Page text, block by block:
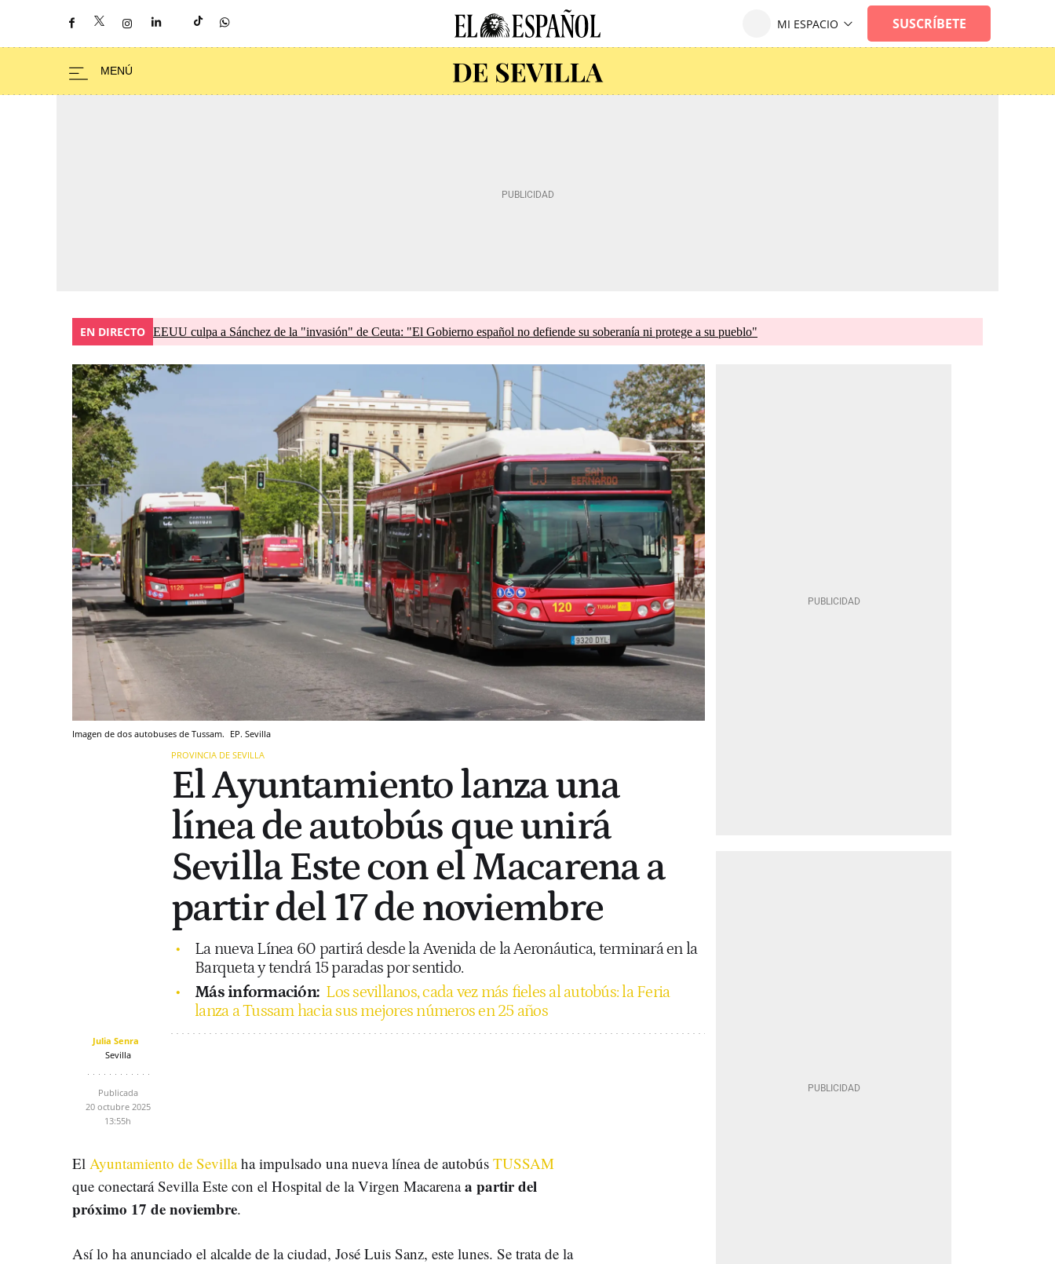
EN DIRECTO EEUU culpa a Sánchez de la "invasión" de Ceuta: "El Gobierno español no defiende su soberanía ni protege a su pueblo"
Imagen de dos autobuses de Tussam. EP. Sevilla
PROVINCIA DE SEVILLA
El Ayuntamiento lanza una
línea de autobús que unirá
Sevilla Este con el Macarena a
partir del 17 de noviembre
La nueva Línea 60 partirá desde la Avenida de la Aeronáutica, terminará en la
Barqueta y tendrá 15 paradas por sentido.
Más información: Los sevillanos, cada vez más fieles al autobús: la Feria
lanza a Tussam hacia sus mejores números en 25 años
Julia Senra
Sevilla
Publicada
20 octubre 2025
13:55h
El Ayuntamiento de Sevillaha impulsado una nueva línea de autobús TUSSAM
que conectará Sevilla Este con el Hospital de la Virgen Macarenaa partir del
próximo 17 de noviembre.
Así lo ha anunciado el alcalde de la ciudad, José Luis Sanz, este lunes. Se trata de la